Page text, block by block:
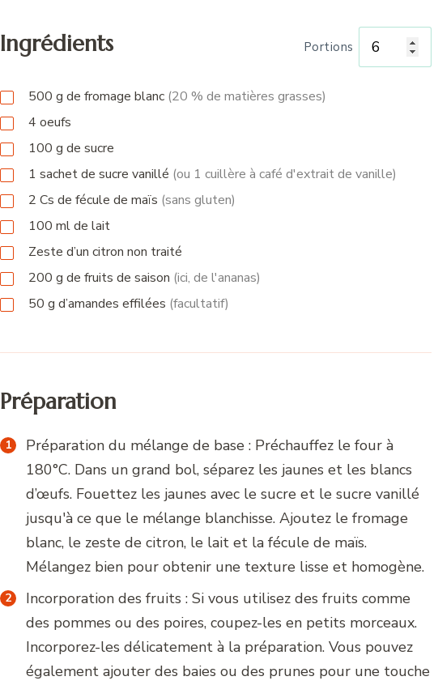
Ingrédients Portions
500 g de fromage blanc (20 % de matières grasses)
4 oeufs
100 g de sucre
1 sachetde sucre vanillé (ou 1 cuillère à café d'extrait de vanille)
2 Cs de fécule de maïs (sans gluten)
100 mlde lait
Zeste d’un citron non traité
200 g de fruits de saison (ici, de l'ananas)
50 g d’amandes effilées (facultatif)
Préparation
Préparation du mélange de base : Préchauffez le four à
180°C. Dans un grand bol, séparez les jaunes et les blancs
d’œufs. Fouettez les jaunes avec le sucre et le sucre vanillé
jusqu'à ce que le mélange blanchisse. Ajoutez le fromage
blanc, le zeste de citron, le lait et la fécule de maïs.
Mélangez bien pour obtenir une texture lisse et homogène.
Incorporation des fruits : Si vous utilisez des fruits comme
des pommes ou des poires, coupez-les en petits morceaux.
Incorporez-les délicatement à la préparation. Vous pouvez
également ajouter des baies ou des prunes pour une touche